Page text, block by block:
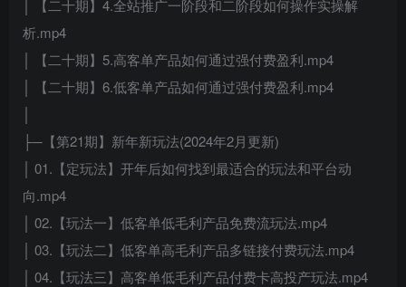
│ 【二十期】4.全站推广一阶段和二阶段如何操作实操解
析.mp4
│ 【二十期】5.高客单产品如何通过强付费盈利.mp4
│ 【二十期】6.低客单产品如何通过强付费盈利.mp4
├─【第21期】新年新玩法(2024年2月更新)
│ 01.【定玩法】开年后如何找到最适合的玩法和平台动
向.mp4
│ 02.【玩法一】低客单低毛利产品免费流玩法.mp4
│ 03.【玩法二】低客单高毛利产品多链接付费玩法.mp4
│ 04.【玩法三】高客单低毛利产品付费卡高投产玩法.mp4